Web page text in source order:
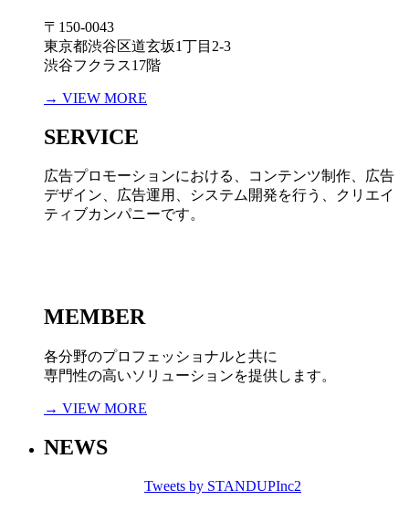
〒150-0043
東京都渋谷区道玄坂1丁目2-3
渋谷フクラス17階
→ VIEW MORE
SERVICE
広告プロモーションにおける、コンテンツ制作、広告
デザイン、広告運用、システム開発を行う、
クリエイ
ティブカンパニーです。
MEMBER
各分野のプロフェッショナルと共に
専門性の高いソリューションを提供します。
→ VIEW MORE
NEWS
Tweets by STANDUPInc2